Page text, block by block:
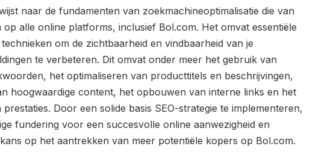
naar de fundamenten van zoekmachineoptimalisatie die van
op alle online platforms, inclusief Bol.com. Het omvat essentiële
om de zichtbaarheid en vindbaarheid van je
te verbeteren. Dit omvat onder meer het gebruik van
het optimaliseren van producttitels en beschrijvingen,
hoogwaardige content, het opbouwen van interne links en het
Door een solide basis SEO-strategie te implementeren,
fundering voor een succesvolle online aanwezigheid en
op het aantrekken van meer potentiële kopers op Bol.com.